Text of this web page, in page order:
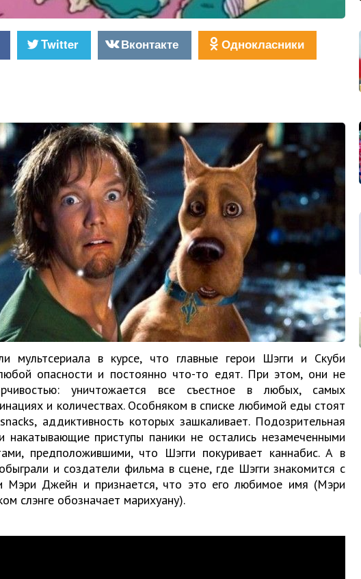
Twitter Вконтакте Однокласники
мультсериала в курсе, что главные герои Шэгги и Скуби
опасности и постоянно что-то едят. При этом, они не
уничтожается все съестное в любых, самых
и количествах. Особняком в списке любимой еды стоят
аддиктивность которых зашкаливает. Подозрительная
накатывающие приступы паники не остались незамеченными
предположившими, что Шэгги покуривает каннабис. А в
и создатели фильма в сцене, где Шэгги знакомится с
Мэри Джейн и признается, что это его любимое имя (Мэри
слэнге обозначает марихуану).